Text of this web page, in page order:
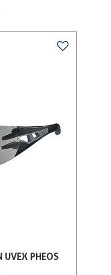
UVEX PHEOS